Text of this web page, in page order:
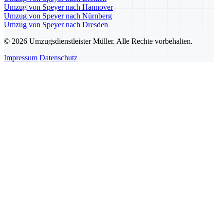
Umzug von Speyer nach Hannover
Umzug von Speyer nach Nürnberg
Umzug von Speyer nach Dresden
© 2026 Umzugsdienstleister Müller. Alle Rechte vorbehalten.
Impressum Datenschutz